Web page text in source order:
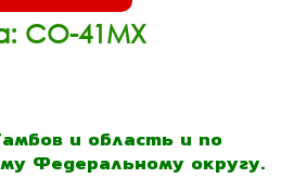
СО-41МХ
и область и по
Федеральному округу.